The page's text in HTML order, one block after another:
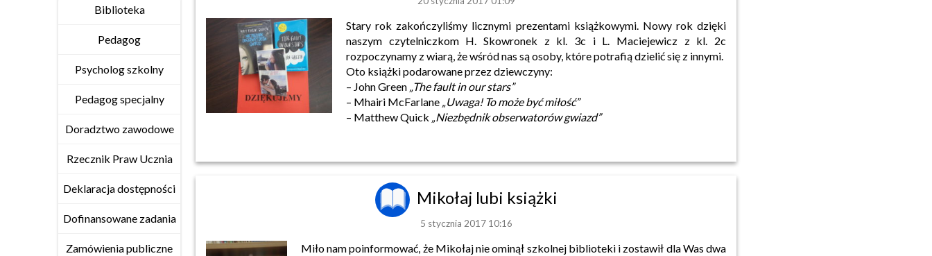
Biblioteka
Pedagog
Psycholog szkolny
Pedagog specjalny
Doradztwo zawodowe
Rzecznik Praw Ucznia
Deklaracja dostępności
Dofinansowane zadania
Zamówienia publiczne
Stary rok zakończyliśmy licznymi prezentami książkowymi. Nowy rok dzięki
naszym czytelniczkom H. Skowronek z kl. 3c i L. Maciejewicz z kl. 2c
rozpoczynamy z wiarą, że wśród nas są osoby, które potrafią dzielić się z innymi.
Oto książki podarowane przez dziewczyny:
– John Green „The fault in our stars”
– Mhairi McFarlane „Uwaga! To może być miłość”
– Matthew Quick „Niezbędnik obserwatorów gwiazd”
Mikołaj lubi książki
5 stycznia 2017 10:16
Miło nam poinformować, że Mikołaj nie ominął szkolnej biblioteki i zostawił dla Was dwa